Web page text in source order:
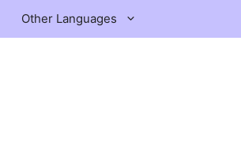
Other Languages